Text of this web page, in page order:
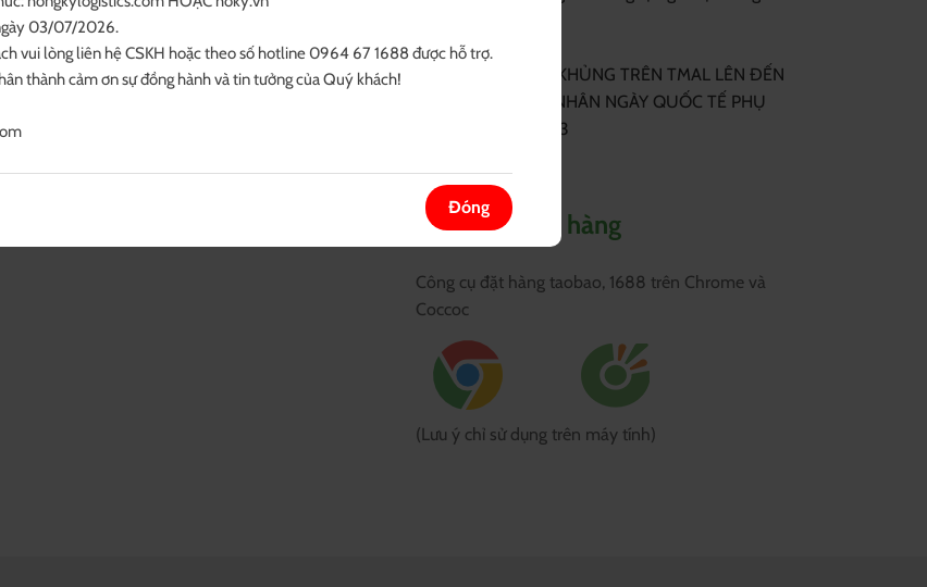
SALE KHỦNG TRÊN TMAL LÊN ĐẾN
70% NHÂN NGÀY QUỐC TẾ PHỤ
NỮ 8/3
Công cụ mua hàng
Công cụ đặt hàng taobao, 1688 trên Chrome và
Coccoc
(Lưu ý chỉ sử dụng trên máy tính)
vui lòng liên hệ CSKH hoặc theo số hotline 0964 67 1688 được hỗ trợ.
thành cảm ơn sự đồng hành và tin tưởng của Quý khách!
Đóng